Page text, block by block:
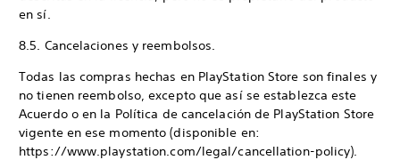
en sí.
8.5. Cancelaciones y reembolsos.
Todas las compras hechas en PlayStation Store son finales y
no tienen reembolso, excepto que así se establezca este
Acuerdo o en la Política de cancelación de PlayStation Store
vigente en ese momento (disponible en:
https://www.playstation.com/legal/cancellation-policy).